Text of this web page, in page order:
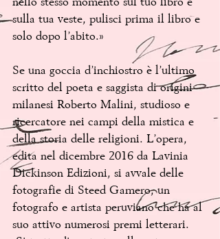
sulla tua veste, pulisci prima il libro e
solo dopo l’abito.»
Se una goccia d’inchiostro è l’ultimo
scritto del poeta e saggista di origini
milanesi Roberto Malini, studioso e
ricercatore nei campi della mistica e
della storia delle religioni. L’opera,
edita nel dicembre 2016 da Lavinia
Dickinson Edizioni, si avvale delle
fotografie di Steed Gamero, un
fotografo e artista peruviano che ha al
suo attivo numerosi premi letterari.